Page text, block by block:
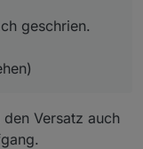
geschrien.
Versatz auch